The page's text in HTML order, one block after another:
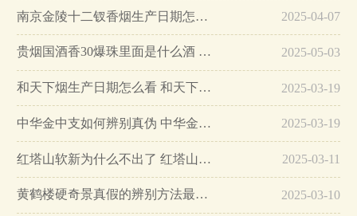
南京金陵十二钗香烟生产日期怎么看 南京金陵十二钗香烟保质期… 2025-04-07
贵烟国酒香30爆珠里面是什么酒 贵烟国酒香30怎么辨别真假… 2025-05-03
和天下烟生产日期怎么看 和天下烟真假辨别方法六个方面… 2025-03-19
中华金中支如何辨别真伪 中华金中支真假烟鉴别方法… 2025-03-19
红塔山软新为什么不出了 红塔山软新烟停售原因详解… 2025-03-11
黄鹤楼硬奇景真假的辨别方法最简单版… 2025-03-10